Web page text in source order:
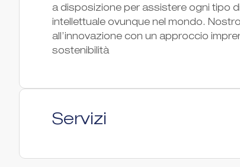
a disposizione per assistere ogni tipo
intellettuale ovunque nel mondo.
all’innovazione con un approccio
sostenibilità
Servizi